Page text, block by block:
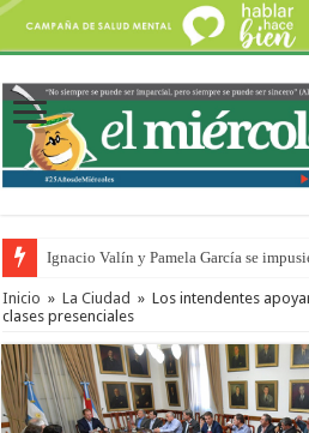
Ignacio Valín y Pamela García se
Inicio » La Ciudad » Los intendentes
clases presenciales